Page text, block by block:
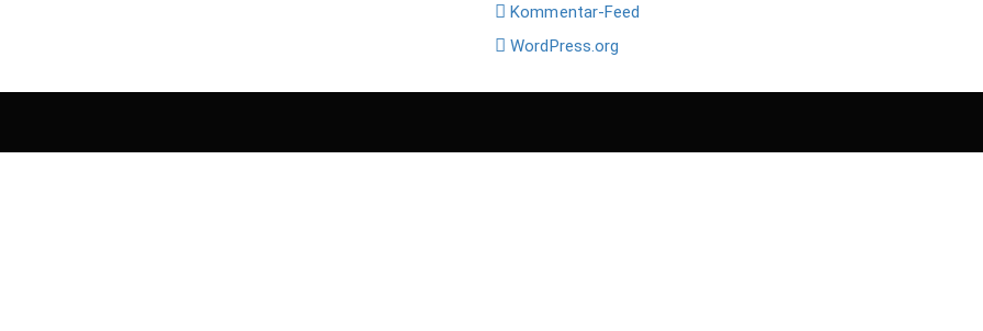
Kommentar-Feed
WordPress.org